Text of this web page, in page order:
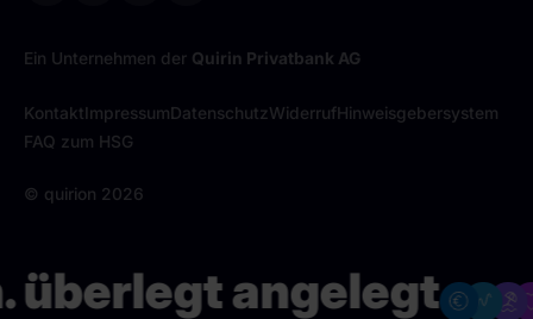
Ein Unternehmen der Quirin Privatbank AG
KontaktImpressumDatenschutzWiderrufHinweisgebersystem
FAQ zum HSG
© quirion 2026
angelegt